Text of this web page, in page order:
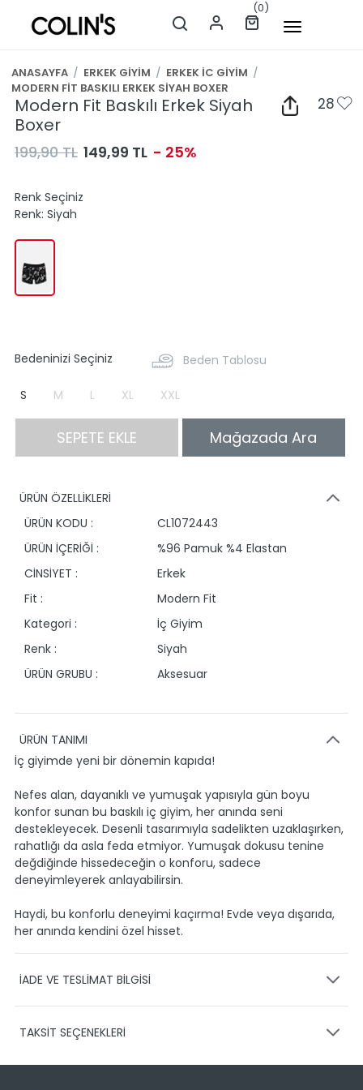
(0)
ANASAYFA / ERKEK GİYİM / ERKEK İC GİYİM /
MODERN FİT BASKILI ERKEK SİYAH BOXER
Modern Fit Baskılı Erkek Siyah
Boxer
28
199,90 TL 149,99 TL - 25%
Renk Seçiniz
Renk: Siyah
Bedeninizi Seçiniz Beden Tablosu
S M L XL XXL
SEPETE EKLE Mağazada Ara
ÜRÜN ÖZELLİKLERİ
ÜRÜN KODU :
CL1072443
ÜRÜN İÇERİĞİ :
%96 Pamuk %4 Elastan
CİNSİYET :
Erkek
Fit :
Modern Fit
Kategori :
İç Giyim
Renk :
Siyah
ÜRÜN GRUBU :
Aksesuar
ÜRÜN TANIMI
İç giyimde yeni bir dönemin kapıda!
Nefes alan, dayanıklı ve yumuşak yapısıyla gün boyu
konfor sunan bu baskılı iç giyim, her anında seni
destekleyecek. Desenli tasarımıyla sadelikten uzaklaşırken,
rahatlığı da asla feda etmiyor. Yumuşak dokusu tenine
değdiğinde hissedeceğin o konforu, sadece
deneyimleyerek anlayabilirsin.
Haydi, bu konforlu deneyimi kaçırma! Evde veya dışarıda,
her anında kendini özel hisset.
İADE VE TESLİMAT BİLGİSİ
Ürünlerinizin gönderimini anlaşmalı olduğumuz PTT,
1-3 iş günü içerisinde kargoya teslim edilir.
TAKSİT SEÇENEKLERİ